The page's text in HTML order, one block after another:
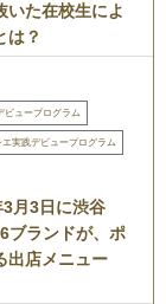
いた在校生によ
は？
ビュープログラム
エ実践デビュープログラム
月3日に渋谷
ブランドが、ポ
出店メニュー